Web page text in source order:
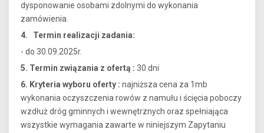
dysponowanie osobami zdolnymi do wykonania
zamówienia.
4. Termin realizacji zadania:
- do 30.09.2025r.
5. Termin związania z ofertą : 30 dni
6. Kryteria wyboru oferty : najniższa cena za 1mb
wykonania oczyszczenia rowów z namułu i ścięcia poboczy
wzdłuż dróg gminnych i wewnętrznych oraz spełniająca
wszystkie wymagania zawarte w niniejszym Zapytaniu